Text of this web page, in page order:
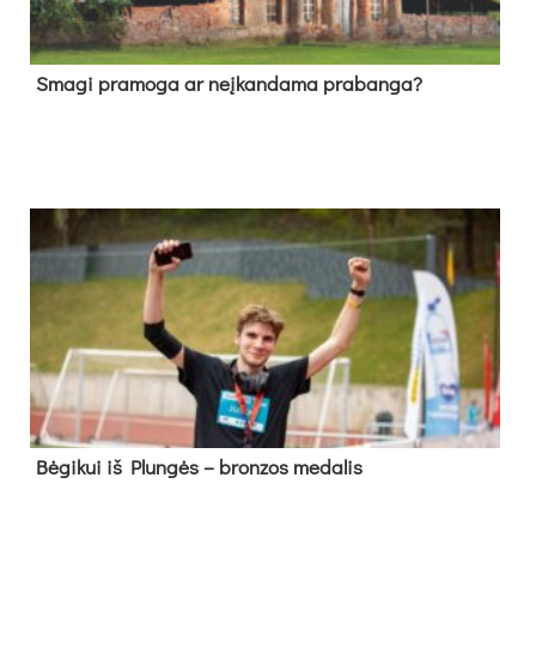
Sma­gi pra­mo­ga ar neį­kan­da­ma pra­ban­ga?
Bė­gi­kui iš Plun­gės – bron­zos me­da­lis